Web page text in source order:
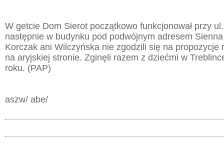
W getcie Dom Sierot początkowo funkcjonował przy
następnie w budynku pod podwójnym adresem
Korczak ani Wilczyńska nie zgodzili się na propozycje
na aryjskiej stronie. Zginęli razem z dziećmi w
roku. (PAP)
aszw/ abe/